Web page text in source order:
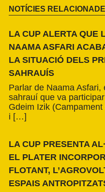
NOTÍCIES
LA CUP ALERTA QUE
NAAMA ASFARI
LA SITUACIÓ DELS
SAHRAUÍS
Parlar de Naama Asfari,
sahrauí que va
Gdeim Izik
i […]
LA CUP PRESENTA
EL PLATER
FLOTANT,
ESPAIS